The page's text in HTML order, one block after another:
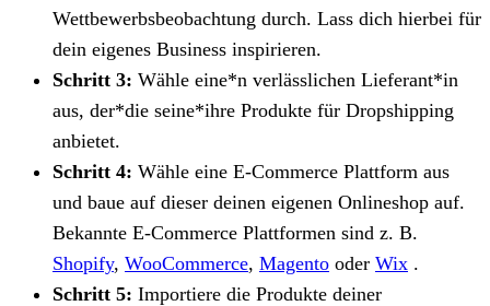
Wettbewerbsbeobachtung durch. Lass dich hierbei für
dein eigenes Business inspirieren.
Schritt 3: Wähle eine*n verlässlichen Lieferant*in
aus, der*die seine*ihre Produkte für Dropshipping
anbietet.
Schritt 4: Wähle eine E-Commerce Plattform aus
und baue auf dieser deinen eigenen Onlineshop auf.
Bekannte E-Commerce Plattformen sind z. B.
Shopify, WooCommerce, Magento oder Wix .
Schritt 5: Importiere die Produkte deiner